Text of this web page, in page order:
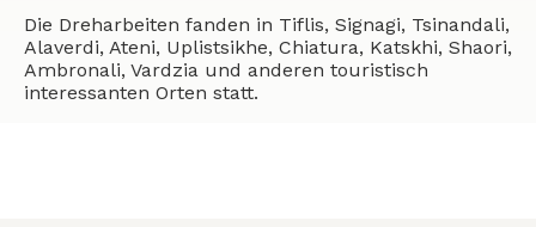
Die Dreharbeiten fanden in Tiflis, Signagi, Tsinandali,
Alaverdi, Ateni, Uplistsikhe, Chiatura, Katskhi, Shaori,
Ambronali, Vardzia und anderen touristisch
interessanten Orten statt.